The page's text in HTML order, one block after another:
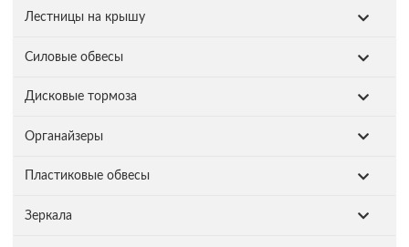
Лестницы на крышу
Силовые обвесы
Дисковые тормоза
Органайзеры
Пластиковые обвесы
Зеркала